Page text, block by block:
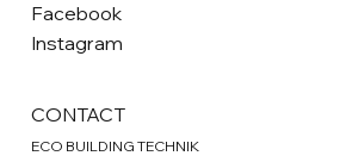
Facebook
Instagram
CONTACT
ECO BUILDING TECHNIK